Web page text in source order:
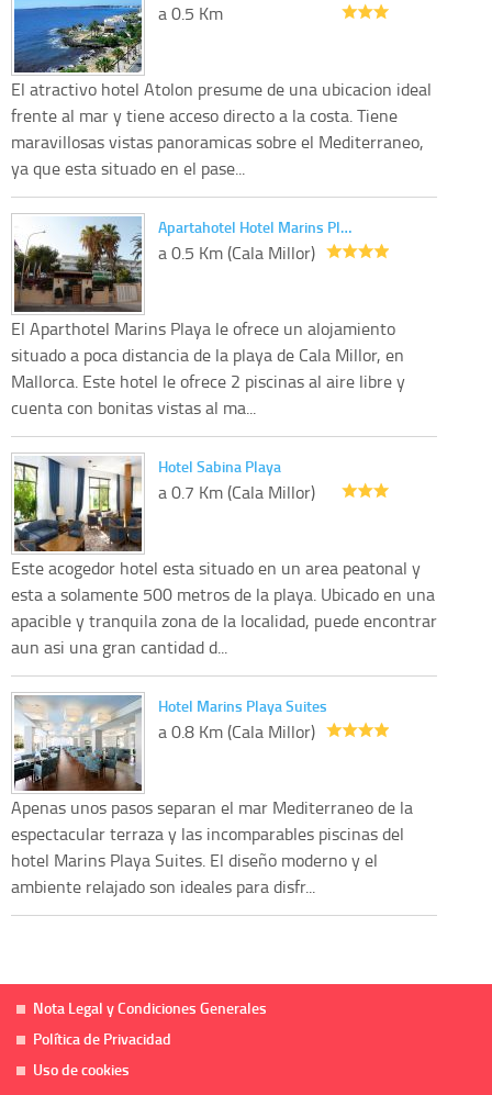
a 0.5 Km
El atractivo hotel Atolon presume de una ubicacion ideal
frente al mar y tiene acceso directo a la costa. Tiene
maravillosas vistas panoramicas sobre el Mediterraneo,
ya que esta situado en el pase...
Apartahotel Hotel Marins Pl…
a 0.5 Km (Cala Millor)
El Aparthotel Marins Playa le ofrece un alojamiento
situado a poca distancia de la playa de Cala Millor, en
Mallorca. Este hotel le ofrece 2 piscinas al aire libre y
cuenta con bonitas vistas al ma...
Hotel Sabina Playa
a 0.7 Km (Cala Millor)
Este acogedor hotel esta situado en un area peatonal y
esta a solamente 500 metros de la playa. Ubicado en una
apacible y tranquila zona de la localidad, puede encontrar
aun asi una gran cantidad d...
Hotel Marins Playa Suites
a 0.8 Km (Cala Millor)
Apenas unos pasos separan el mar Mediterraneo de la
espectacular terraza y las incomparables piscinas del
hotel Marins Playa Suites. El diseño moderno y el
ambiente relajado son ideales para disfr...
Nota Legal y Condiciones Generales
Política de Privacidad
Uso de cookies